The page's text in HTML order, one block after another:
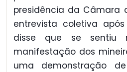
presidência da Câmara
entrevista coletiva
disse que se sentiu
manifestação dos
uma demonstração